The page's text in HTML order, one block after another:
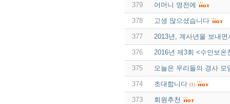
379 어머니 영전에
378 고생 많으셨습니다
377 2013년, 계사년을 보내면
376 2016년 제3회 <수안보온
375 오늘은 우리들의 경사 모
374 초대합니다 (1)
373 회원추천